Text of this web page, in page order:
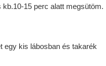
15 perc alatt megsütöm.
egy kis lábosban és takarék